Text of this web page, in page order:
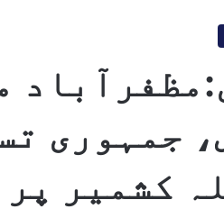
جمہوری
کشمیر